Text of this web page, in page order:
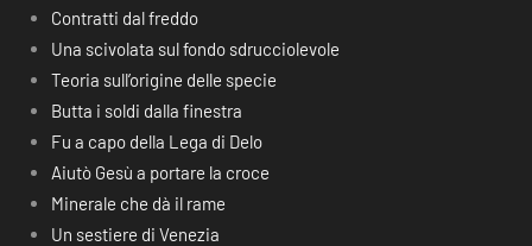
Contratti dal freddo
Una scivolata sul fondo sdrucciolevole
Teoria sull’origine delle specie
Butta i soldi dalla finestra
Fu a capo della Lega di Delo
Aiutò Gesù a portare la croce
Minerale che dà il rame
Un sestiere di Venezia